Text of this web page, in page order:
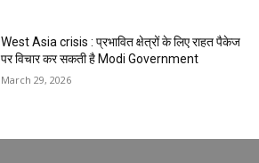
West Asia crisis : प्रभावित क्षेत्रों के लिए राहत पैकेज
पर विचार कर सकती है Modi Government
March 29, 2026